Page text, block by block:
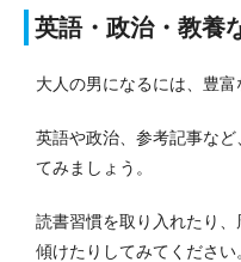
英語・政治・教養
大人の男になるには、豊富
英語や政治、参考記事な
てみましょう。
読書習慣を取り入れたり
傾けたりしてみてください